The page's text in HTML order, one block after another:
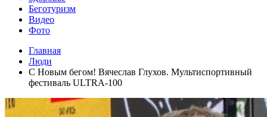
Беготуризм
Видео
Фото
Главная
Люди
С Новым бегом! Вячеслав Глухов. Мультиспортивный
фестиваль ULTRA-100